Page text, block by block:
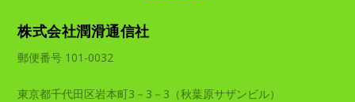
株式会社潤滑通信社
郵便番号 101-0032
東京都千代田区岩本町3－3－3（秋葉原サザンビル）